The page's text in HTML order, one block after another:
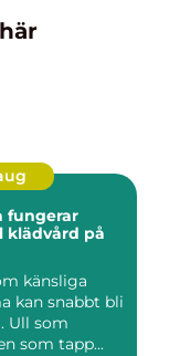
fungerar
klädvård på
känsliga
kan snabbt bli
Ull som
som tapp...